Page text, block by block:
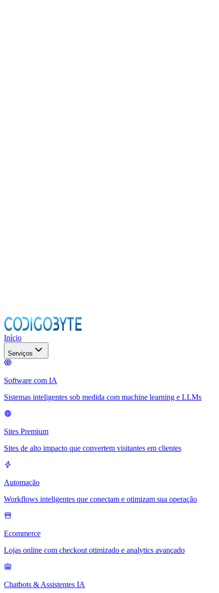
Início
Serviços
Software com IA
Sistemas inteligentes sob medida com machine learning e LLMs
Sites Premium
Sites de alto impacto que convertem visitantes em clientes
Automação
Workflows inteligentes que conectam e otimizam sua operação
Ecommerce
Lojas online com checkout otimizado e analytics avançado
Chatbots & Assistentes IA